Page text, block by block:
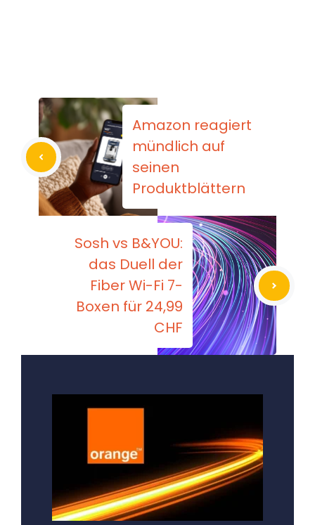
Amazon reagiert
mündlich auf
seinen
Produktblättern
Sosh vs B&YOU:
das Duell der
Fiber Wi-Fi 7-
Boxen für 24,99
CHF